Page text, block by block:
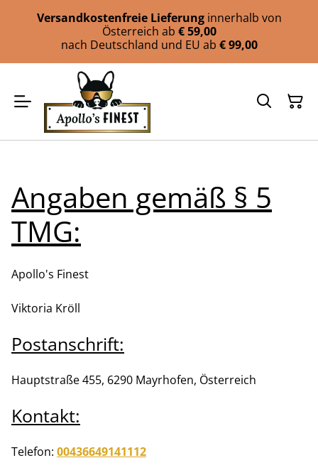
Versandkostenfreie Lieferung innerhalb von
Österreich ab € 59,00
nach Deutschland und EU ab € 99,00
Angaben gemäß § 5
TMG:
Apollo's Finest
Viktoria Kröll
Postanschrift:
Hauptstraße 455, 6290 Mayrhofen, Österreich
Kontakt:
Telefon: 00436649141112